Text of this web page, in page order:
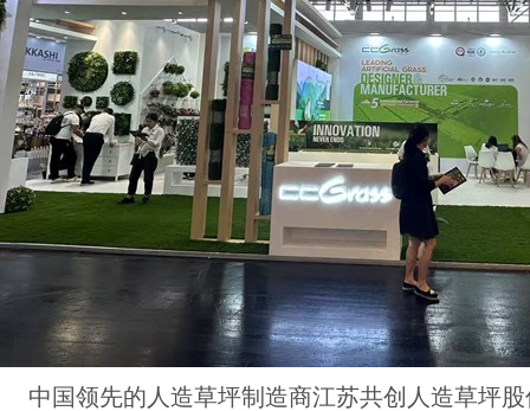
中国领先的人造草坪制造商江苏共创人造草坪